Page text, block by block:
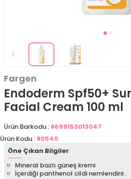
Fargen
Endoderm Spf50+
Facial Cream 100 ml
Ürün Barkodu : 8699153013047
Ürün Kodu : 80540
Öne Çıkan Bilgiler
Mineral bazlı güneş kremi
İçerdiği panthenol cildi nemlendirir.